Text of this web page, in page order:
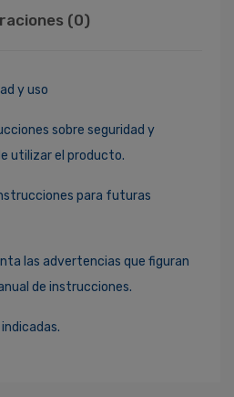
(0)
y uso
sobre seguridad y
utilizar el producto.
para futuras
las advertencias que figuran
de instrucciones.